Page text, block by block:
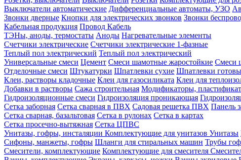
Выключатели автоматические Дифференциальные автоматы, УЗО
Звонки дверные Кнопки для электрических звонков Звонки
Кабельная продукция Провод Кабель
ТЭНы, аноды, термостаты Аноды Нагревательные элементы
Счетчики электрические Счетчики электрические 1-фазные
Теплый пол электрический Теплый пол электрический
Универсальные смеси Цемент Смеси шамотные жаростойкие Смеси
Отделочные смеси Штукатурки Шпатлевки сухие Шпатлевки
Клеи, растворы кладочные Клеи для газосиликата Клеи для
Добавки в растворы Сажа строительная Модификаторы,
Гидроизоляционные смеси Гидроизоляция проникающая
Сетка заборная Сетка сварная в ПВХ Садовая решетка ПВХ Панель
Сетка сварная, базальтовая Сетка в рулонах Сетка в картах
Сетка просечно-вытяжная Сетка ЦПВС
Унитазы, гофры, инсталяции Комплектующие для унитазов Унитазы
Сифоны, манжеты, гофры Шланги для стиральных машин Трубы
Смесители, комплектующие Комплектующие для смесителя